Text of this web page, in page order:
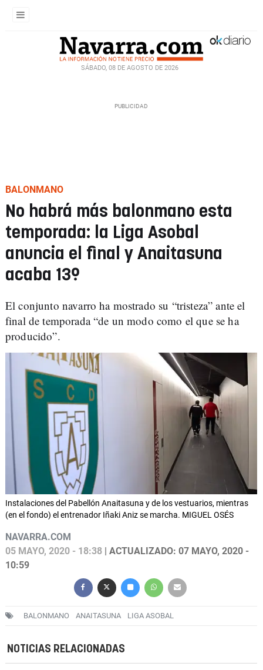
SÁBADO, 08 DE AGOSTO DE 2026
BALONMANO
No habrá más balonmano esta
temporada: la Liga Asobal
anuncia el final y Anaitasuna
acaba 13º
El conjunto navarro ha mostrado su “tristeza” ante el
final de temporada “de un modo como el que se ha
producido”.
Instalaciones del Pabellón Anaitasuna y de los vestuarios, mientras
(en el fondo) el entrenador Iñaki Aniz se marcha. MIGUEL OSÉS
NAVARRA.COM
05 MAYO, 2020 - 18:38 | ACTUALIZADO: 07 MAYO, 2020 -
10:59
BALONMANO ANAITASUNA LIGA ASOBAL
NOTICIAS RELACIONADAS